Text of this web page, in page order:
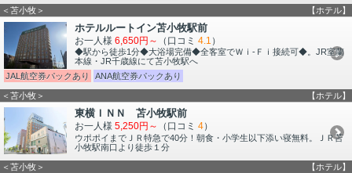
＜苫小牧＞ 【ホテル】
ホテルルートイン苫小牧駅前
お一人様 6,650円～ （口コミ 4.1 ）
◆駅から徒歩1分◆大浴場完備◆全客室でＷｉ-Ｆｉ接続可◆。JR室蘭
本線・JR千歳線にて苫小牧駅へ
JAL航空券パックあり
ANA航空券パックあり
＜苫小牧＞ 【ホテル】
東横ＩＮＮ 苫小牧駅前
お一人様 5,250円～ （口コミ 4）
ウポポイまでＪＲ特急で40分！朝食・小学生以下添い寝無料。ＪＲ苫
小牧駅南口より徒歩１分
＜苫小牧＞ 【ホテル】